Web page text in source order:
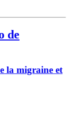
de
la migraine et